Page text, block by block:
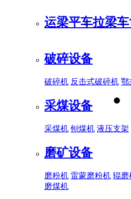
运梁平车拉梁车
破碎设备
破碎机 反击式破碎机 鄂
采煤设备
采煤机 刨煤机 液压支架
磨矿设备
磨粉机 雷蒙磨粉机 辊磨
磨煤机